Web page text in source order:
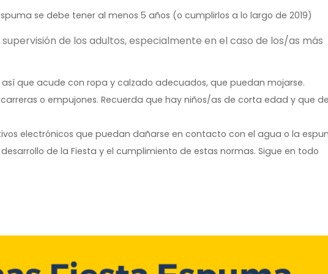
se debe tener al menos 5 años (o cumplirlos a lo largo de 2019)
de los adultos, especialmente en el caso de los/as más
que acude con ropa y calzado adecuados, que puedan mojarse.
o empujones. Recuerda que hay niños/as de corta edad y que
electrónicos que puedan dañarse en contacto con el agua o la
de la Fiesta y el cumplimiento de estas normas. Sigue en todo